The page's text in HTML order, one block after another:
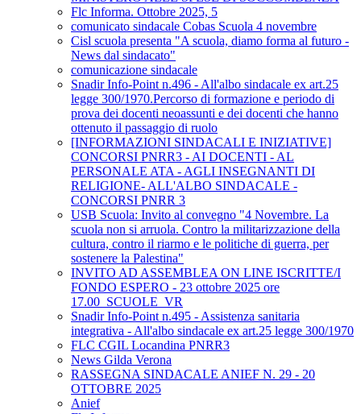
Flc Informa. Ottobre 2025, 5
comunicato sindacale Cobas Scuola 4 novembre
Cisl scuola presenta "A scuola, diamo forma al futuro -
News dal sindacato"
comunicazione sindacale
Snadir Info-Point n.496 - All'albo sindacale ex art.25
legge 300/1970.Percorso di formazione e periodo di
prova dei docenti neoassunti e dei docenti che hanno
ottenuto il passaggio di ruolo
[INFORMAZIONI SINDACALI E INIZIATIVE]
CONCORSI PNRR3 - AI DOCENTI - AL
PERSONALE ATA - AGLI INSEGNANTI DI
RELIGIONE- ALL'ALBO SINDACALE -
CONCORSI PNRR 3
USB Scuola: Invito al convegno "4 Novembre. La
scuola non si arruola. Contro la militarizzazione della
cultura, contro il riarmo e le politiche di guerra, per
sostenere la Palestina"
INVITO AD ASSEMBLEA ON LINE ISCRITTE/I
FONDO ESPERO - 23 ottobre 2025 ore
17.00_SCUOLE_VR
Snadir Info-Point n.495 - Assistenza sanitaria
integrativa - All'albo sindacale ex art.25 legge 300/1970
FLC CGIL Locandina PNRR3
News Gilda Verona
RASSEGNA SINDACALE ANIEF N. 29 - 20
OTTOBRE 2025
Anief